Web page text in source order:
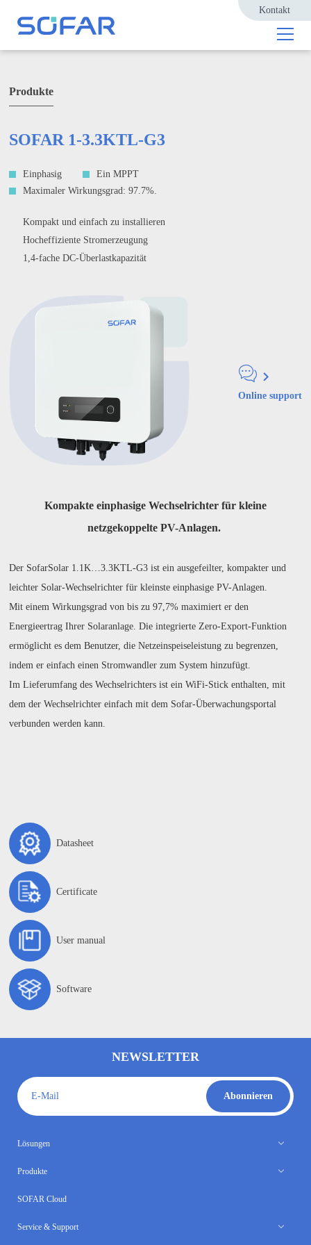
Kontakt
Produkte
SOFAR 1-3.3KTL-G3
Einphasig
Ein MPPT
Maximaler Wirkungsgrad: 97.7%.
Kompakt und einfach zu installieren
Hocheffiziente Stromerzeugung
1,4-fache DC-Überlastkapazität
Online support
Kompakte einphasige Wechselrichter für kleine
netzgekoppelte PV-Anlagen.
Der SofarSolar 1.1K…3.3KTL-G3 ist ein ausgefeilter, kompakter und
leichter Solar-Wechselrichter für kleinste einphasige PV-Anlagen.
Mit einem Wirkungsgrad von bis zu 97,7% maximiert er den
Energieertrag Ihrer Solaranlage. Die integrierte Zero-Export-Funktion
ermöglicht es dem Benutzer, die Netzeinspeiseleistung zu begrenzen,
indem er einfach einen Stromwandler zum System hinzufügt.
Im Lieferumfang des Wechselrichters ist ein WiFi-Stick enthalten, mit
dem der Wechselrichter einfach mit dem Sofar-Überwachungsportal
verbunden werden kann.
Datasheet
Certificate
User manual
Software
NEWSLETTER
E-Mail Abonnieren
Lösungen
Produkte
SOFAR Cloud
Service & Support